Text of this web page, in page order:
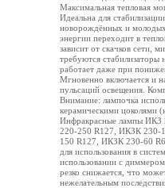
Максимальная тепловая
Идеальна для
новорождённых и
энергии переходит в
зависит от скачков сети,
требуются стабилизаторы
работает даже при
Мгновенно включается и
пульсаций освещения.
Внимание: лампочка
керамическими цоколями
Инфракрасные лампы
220-250 R127, ИКЗК 230-
150 R127, ИКЗК 230-60
для использования в
использовании с
резко снижается, что
нежелательным